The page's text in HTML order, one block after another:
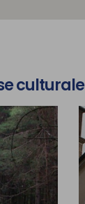
culturale